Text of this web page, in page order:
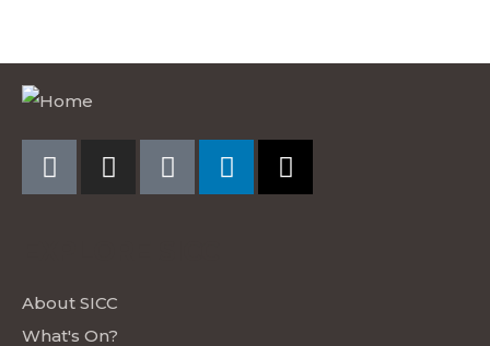
About SICC
What's On?